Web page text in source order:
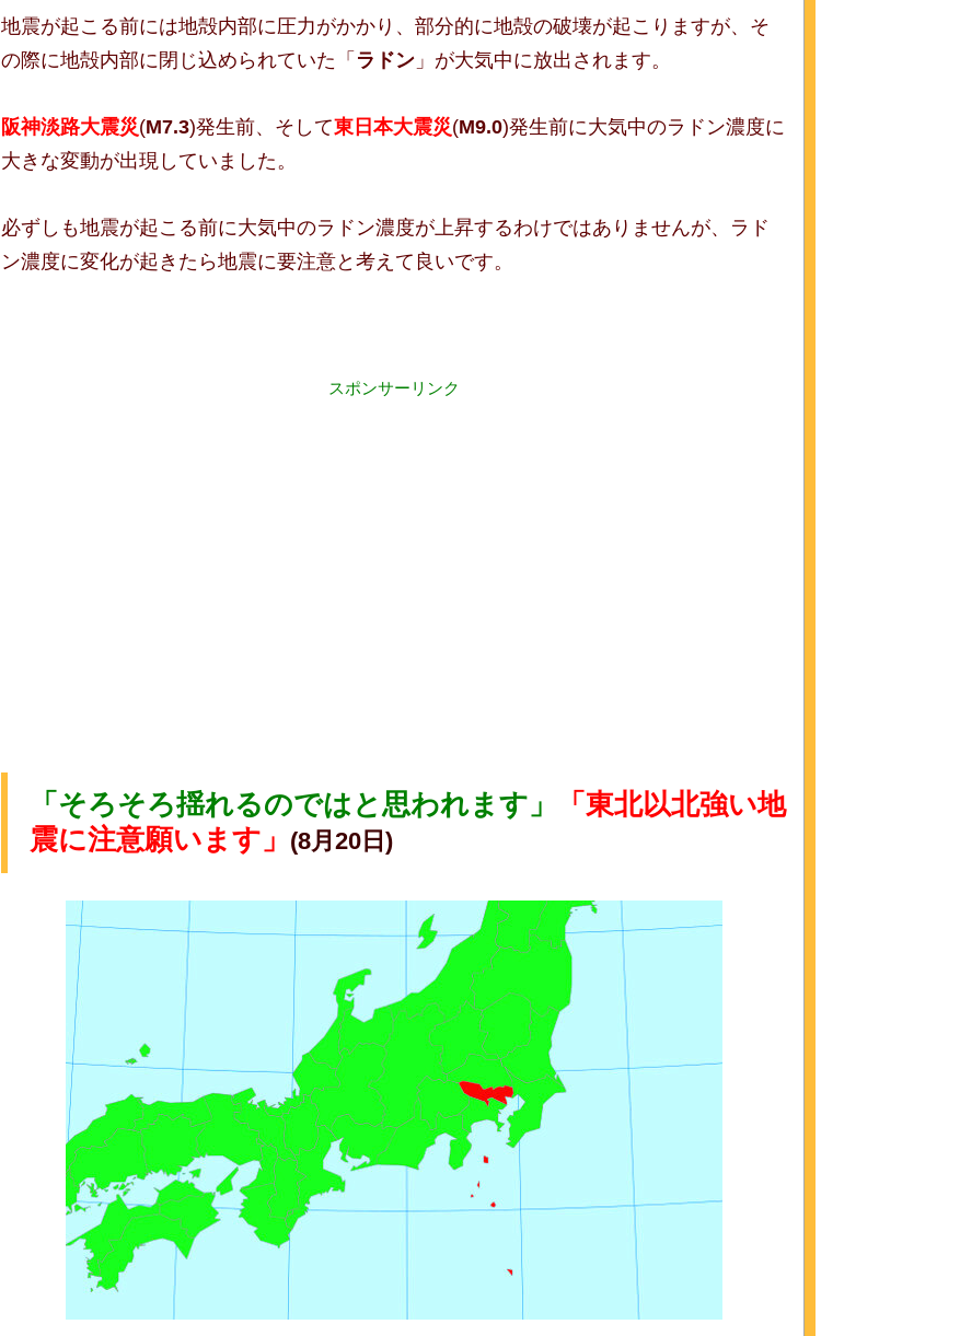
地震が起こる前には地殻内部に圧力がかかり、部分的に地殻の破壊が起こりますが、そ
の際に地殻内部に閉じ込められていた「 ラドン 」が大気中に放出されます。
阪神淡路大震災(M7.3)発生前、そして東日本大震災(M9.0)発生前に大気中のラドン濃度に
大きな変動が出現していました。
必ずしも地震が起こる前に大気中のラドン濃度が上昇するわけではありませんが、ラド
ン濃度に変化が起きたら地震に要注意と考えて良いです。
スポンサーリンク
「そろそろ揺れるのではと思われます」
「東北以北強い地
震に注意願います」 (8月20日)